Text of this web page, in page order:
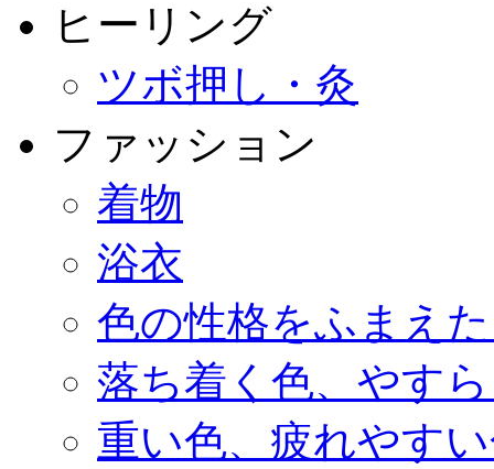
ヒーリング
ツボ押し・灸
ファッション
着物
浴衣
色の性格をふまえ
落ち着く色、やす
重い色、疲れやす